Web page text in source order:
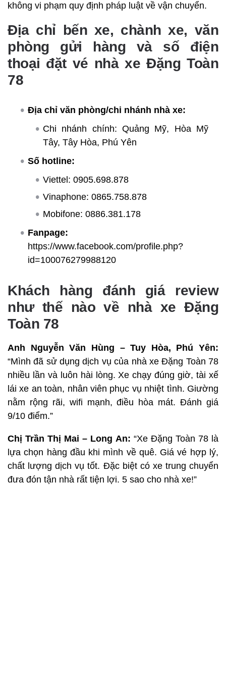
không vi phạm quy định pháp luật về vận chuyển.
Địa chỉ bến xe, chành xe, văn
phòng gửi hàng và số điện
thoại đặt vé nhà xe Đặng Toàn
78
Địa chỉ văn phòng/chi nhánh nhà xe:
Chi nhánh chính: Quảng Mỹ, Hòa Mỹ
Tây, Tây Hòa, Phú Yên
Số hotline:
Viettel: 0905.698.878
Vinaphone: 0865.758.878
Mobifone: 0886.381.178
Fanpage:
https://www.facebook.com/profile.php?
id=100076279988120
Khách hàng đánh giá review
như thế nào về nhà xe Đặng
Toàn 78
Anh Nguyễn Văn Hùng – Tuy Hòa, Phú Yên:
“Mình đã sử dụng dịch vụ của nhà xe Đặng Toàn 78
nhiều lần và luôn hài lòng. Xe chạy đúng giờ, tài xế
lái xe an toàn, nhân viên phục vụ nhiệt tình. Giường
nằm rộng rãi, wifi mạnh, điều hòa mát. Đánh giá
9/10 điểm.”
Chị Trần Thị Mai – Long An: “Xe Đặng Toàn 78 là
lựa chọn hàng đầu khi mình về quê. Giá vé hợp lý,
chất lượng dịch vụ tốt. Đặc biệt có xe trung chuyển
đưa đón tận nhà rất tiện lợi. 5 sao cho nhà xe!”